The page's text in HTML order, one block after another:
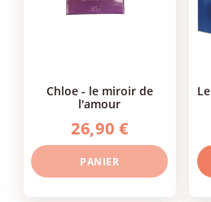
chloe - le miroir de
l'amour
26,90 €
PANIER
le petit oracle des âmes